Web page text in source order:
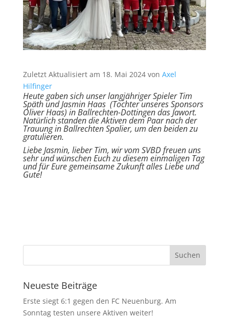
Zuletzt Aktualisiert am 18. Mai 2024 von Axel
Hilfinger
Heute gaben sich unser langjähriger Spieler Tim
Späth und Jasmin Haas (Tochter unseres Sponsors
Oliver Haas) in Ballrechten-Dottingen das Jawort.
Natürlich standen die Aktiven dem Paar nach der
Trauung in Ballrechten Spalier, um den beiden zu
gratulieren.
Liebe Jasmin, lieber Tim, wir vom SVBD freuen uns
sehr und wünschen Euch zu diesem einmaligen Tag
und für Eure gemeinsame Zukunft alles Liebe und
Gute!
Neueste Beiträge
Erste siegt 6:1 gegen den FC Neuenburg. Am
Sonntag testen unsere Aktiven weiter!